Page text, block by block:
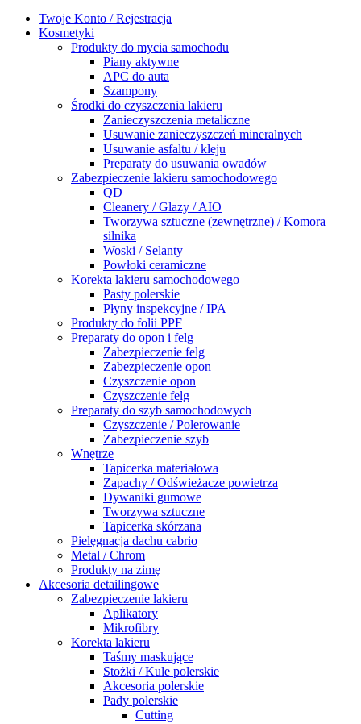
Twoje Konto / Rejestracja
Kosmetyki
Produkty do mycia samochodu
Piany aktywne
APC do auta
Szampony
Środki do czyszczenia lakieru
Zanieczyszczenia metaliczne
Usuwanie zanieczyszczeń mineralnych
Usuwanie asfaltu / kleju
Preparaty do usuwania owadów
Zabezpieczenie lakieru samochodowego
QD
Cleanery / Glazy / AIO
Tworzywa sztuczne (zewnętrzne) / Komora
silnika
Woski / Selanty
Powłoki ceramiczne
Korekta lakieru samochodowego
Pasty polerskie
Płyny inspekcyjne / IPA
Produkty do folii PPF
Preparaty do opon i felg
Zabezpieczenie felg
Zabezpieczenie opon
Czyszczenie opon
Czyszczenie felg
Preparaty do szyb samochodowych
Czyszczenie / Polerowanie
Zabezpieczenie szyb
Wnętrze
Tapicerka materiałowa
Zapachy / Odświeżacze powietrza
Dywaniki gumowe
Tworzywa sztuczne
Tapicerka skórzana
Pielęgnacja dachu cabrio
Metal / Chrom
Produkty na zimę
Akcesoria detailingowe
Zabezpieczenie lakieru
Aplikatory
Mikrofibry
Korekta lakieru
Taśmy maskujące
Stożki / Kule polerskie
Akcesoria polerskie
Pady polerskie
Cutting